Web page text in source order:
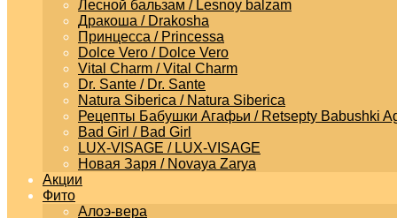
Лесной бальзам / Lesnoy balzam
Дракоша / Drakosha
Принцесса / Princessa
Dolce Vero / Dolce Vero
Vital Charm / Vital Charm
Dr. Sante / Dr. Sante
Natura Siberica / Natura Siberica
Рецепты Бабушки Агафьи / Retsepty Babushki
Bad Girl / Bad Girl
LUX-VISAGE / LUX-VISAGE
Новая Заря / Novaya Zarya
Акции
Фито
Алоэ-вера